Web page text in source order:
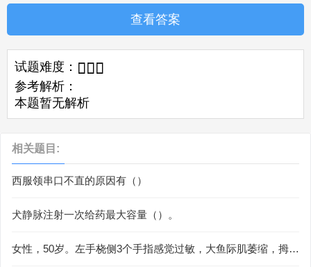
查看答案
试题难度：   
参考解析：
本题暂无解析
相关题目:
西服领串口不直的原因有（）
犬静脉注射一次给药最大容量（）。
女性，50岁。左手桡侧3个手指感觉过敏，大鱼际肌萎缩，拇指